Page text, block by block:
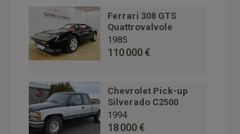
Ferrari 308 GTS
Quattrovalvole
1985
110 000 €
Chevrolet Pick-up
Silverado C2500
1994
18 000 €